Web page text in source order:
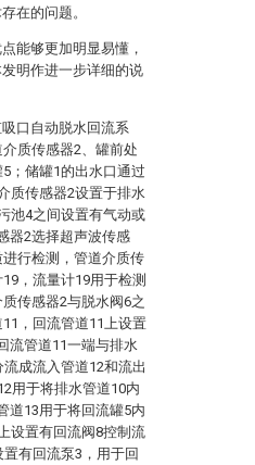
在的问题。
能够更加明显易懂，
明作进一步详细的说
口自动脱水回流系
质传感器2、罐前处
；储罐1的出水口通过
质传感器2设置于排水
池4之间设置有气动或
器2选择超声波传感
行检测，管道介质传
，流量计19用于检测
传感器2与脱水阀6之
，回流管道11上设置
流管道11一端与排水
成流入管道12和流出
用于将排水管道10内
道13用于将回流罐5内
设置有回流阀8控制流
有回流泵3，用于回